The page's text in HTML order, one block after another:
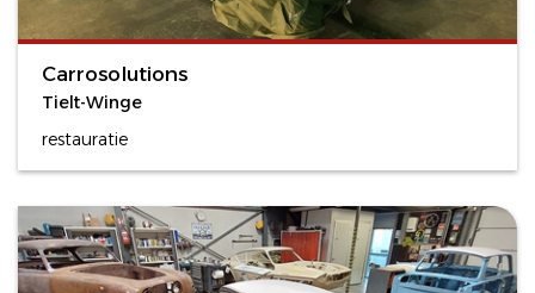
Carrosolutions
Tielt-Winge
restauratie